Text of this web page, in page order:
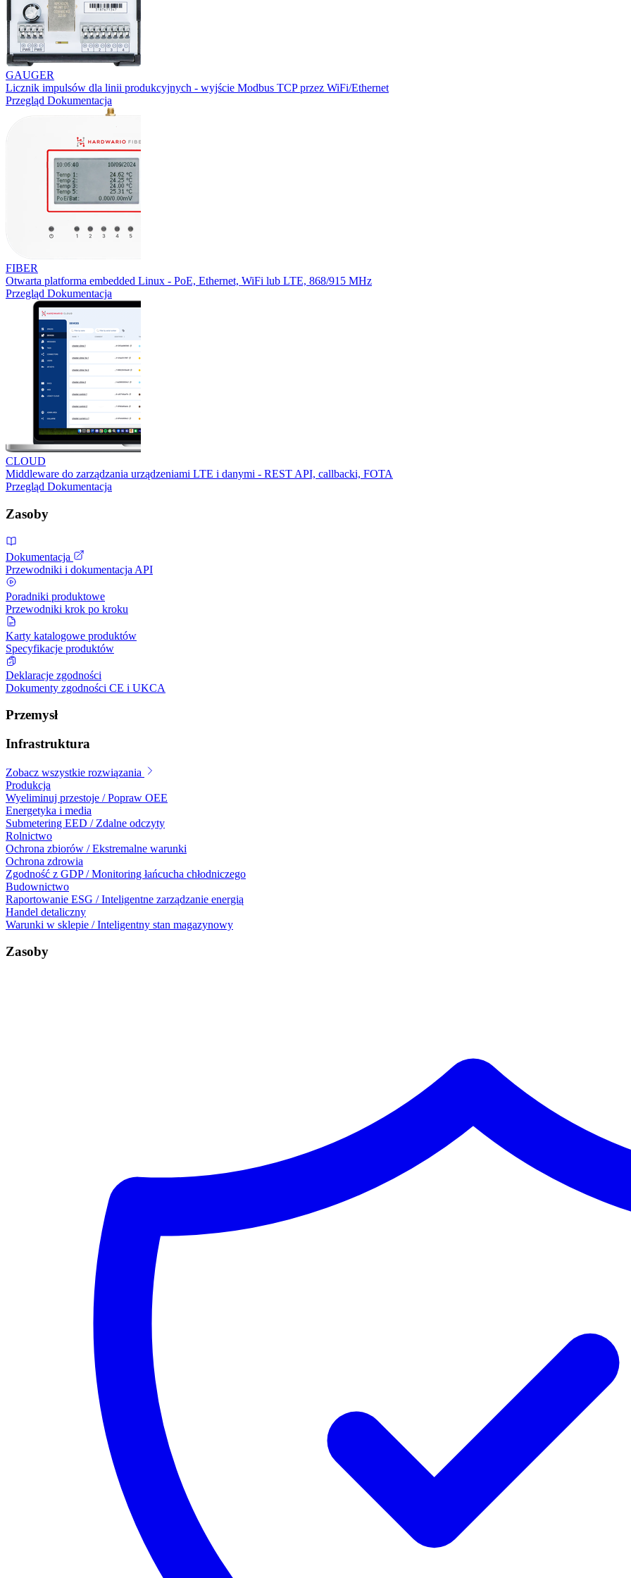
GAUGER
Licznik impulsów dla linii produkcyjnych - wyjście Modbus TCP przez WiFi/Ethernet
Przegląd Dokumentacja
FIBER
Otwarta platforma embedded Linux - PoE, Ethernet, WiFi lub LTE, 868/915 MHz
Przegląd Dokumentacja
CLOUD
Middleware do zarządzania urządzeniami LTE i danymi - REST API, callbacki, FOTA
Przegląd Dokumentacja
Zasoby
Dokumentacja
Przewodniki i dokumentacja API
Poradniki produktowe
Przewodniki krok po kroku
Karty katalogowe produktów
Specyfikacje produktów
Deklaracje zgodności
Dokumenty zgodności CE i UKCA
Przemysł
Infrastruktura
Zobacz wszystkie rozwiązania
Produkcja
Wyeliminuj przestoje / Popraw OEE
Energetyka i media
Submetering EED / Zdalne odczyty
Rolnictwo
Ochrona zbiorów / Ekstremalne warunki
Ochrona zdrowia
Zgodność z GDP / Monitoring łańcucha chłodniczego
Budownictwo
Raportowanie ESG / Inteligentne zarządzanie energią
Handel detaliczny
Warunki w sklepie / Inteligentny stan magazynowy
Zasoby